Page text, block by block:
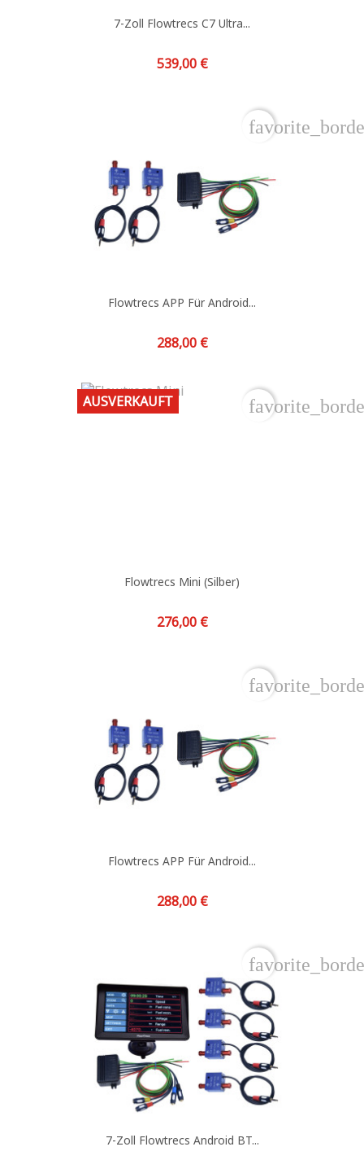
7-Zoll Flowtrecs C7 Ultra...
Preis
539,00 €
Flowtrecs APP Für Android...
Preis
288,00 €
Flowtrecs Mini (silber)
Preis
276,00 €
AUSVERKAUFT
Flowtrecs APP Für Android...
Preis
288,00 €
7-Zoll Flowtrecs Android BT...